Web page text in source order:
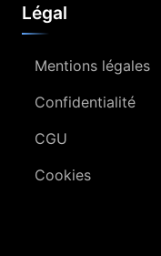
Légal
Mentions légales
Confidentialité
CGU
Cookies